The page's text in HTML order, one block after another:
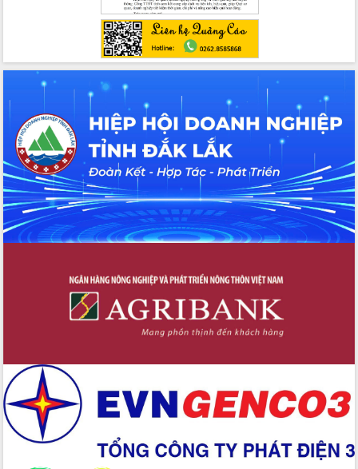
Hội nghị Ban Chấp hành Đảng bộ tỉnh
Đắk Lắk lần thứ 2 (mở rộng)
Tập trung giải phóng mặt bằng, đẩy
nhanh tiến độ Tuyến đường bộ ven
biển
Gỡ khó, khởi công xây dựng, sửa chữa
toàn bộ nhà ở cho hộ dân đúng tiến độ
đề ra
UBND tỉnh Đắk Lắk tổng kết công tác
quốc phòng, quân sự địa phương năm
2025
Tập trung triển khai quyết liệt, đồng bộ
các giải pháp nhằm thực hiện hiệu quả
các nhiệm vụ đề ra năm 2025
nhân cận huyết thống
Nông sản Tây Nguyên thu hút doanh
nghiệp nước ngoài
Đắk Lắk định vị thương hiệu du lịch
gian phát triển mới
Hội nghị chia sẻ kinh nghiệm, chuyển
giao kỹ thuật y tế, định hướng phát
triển chuyên sâu đến 2030
Chuyển đổi số mở ra không gian phát
triển trong lĩnh vực văn hóa, du lịch